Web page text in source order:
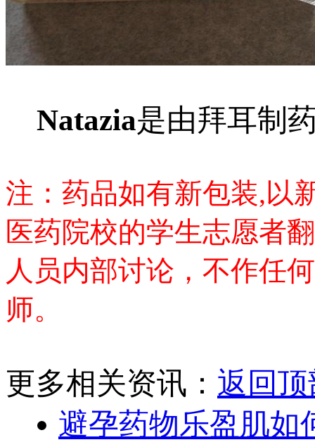
Natazia是由拜耳制
注：药品如有新包装,以
医药院校的学生志愿者
人员内部讨论，不作任
师。
更多相关资讯： 返回顶
避孕药物乐盈肌如